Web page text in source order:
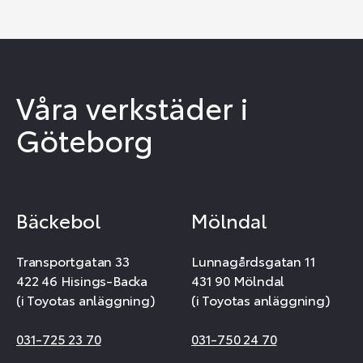
Våra verkstäder i
Göteborg
Bäckebol
Transportgatan 33
422 46 Hisings-Backa
(i Toyotas anläggning)
031-725 23 70
Mölndal
Lunnagårdsgatan 11
431 90 Mölndal
(i Toyotas anläggning)
031-750 24 70